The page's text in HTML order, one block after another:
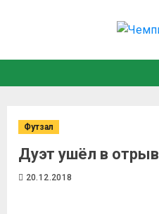
Футзал
Дуэт ушёл в отрыв
20.12.2018